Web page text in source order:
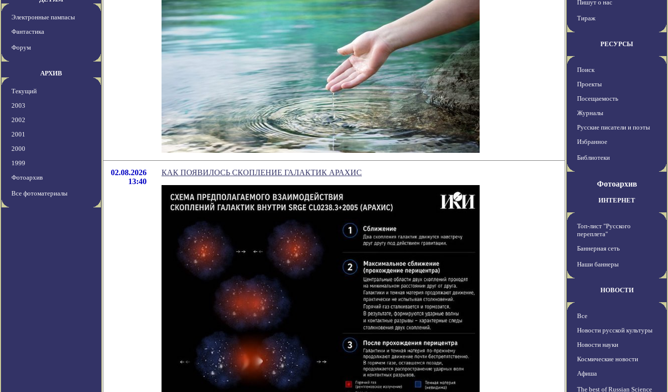
Электронные пампасы
Фантастика
Форум
АРХИВ
Текущий
2003
2002
2001
2000
1999
Фотоархив
Все фотоматериалы
02.08.2026
13:40
КАК ПОЯВИЛОСЬ СКОПЛЕНИЕ ГАЛАКТИК АРАХИС
Пишут о нас
Тираж
РЕСУРСЫ
Поиск
Проекты
Посещаемость
Журналы
Русские писатели и поэты
Избранное
Библиотеки
Фотоархив
ИНТЕРНЕТ
Топ-лист "Русского
переплета"
Баннерная сеть
Наши баннеры
НОВОСТИ
Все
Новости русской культуры
Новости науки
Космические новости
Афиша
The best of Russian Science